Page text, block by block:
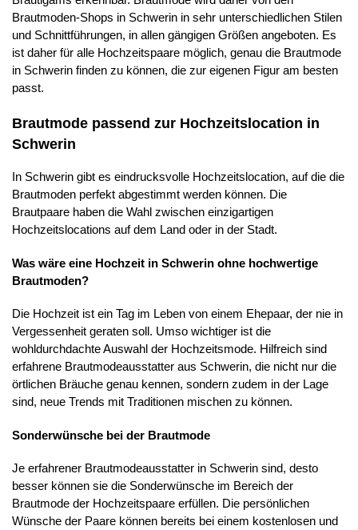
Brautmoden-Shops in Schwerin in sehr unterschiedlichen Stilen
und Schnittführungen, in allen gängigen Größen angeboten. Es
ist daher für alle Hochzeitspaare möglich, genau die Brautmode
in Schwerin finden zu können, die zur eigenen Figur am besten
passt.
Brautmode passend zur Hochzeitslocation in
Schwerin
In Schwerin gibt es eindrucksvolle Hochzeitslocation, auf die die
Brautmoden perfekt abgestimmt werden können. Die
Brautpaare haben die Wahl zwischen einzigartigen
Hochzeitslocations auf dem Land oder in der Stadt.
Was wäre eine Hochzeit in Schwerin ohne hochwertige
Brautmoden?
Die Hochzeit ist ein Tag im Leben von einem Ehepaar, der nie in
Vergessenheit geraten soll. Umso wichtiger ist die
wohldurchdachte Auswahl der Hochzeitsmode. Hilfreich sind
erfahrene Brautmodeausstatter aus Schwerin, die nicht nur die
örtlichen Bräuche genau kennen, sondern zudem in der Lage
sind, neue Trends mit Traditionen mischen zu können.
Sonderwünsche bei der Brautmode
Je erfahrener Brautmodeausstatter in Schwerin sind, desto
besser können sie die Sonderwünsche im Bereich der
Brautmode der Hochzeitspaare erfüllen. Die persönlichen
Wünsche der Paare können bereits bei einem kostenlosen und